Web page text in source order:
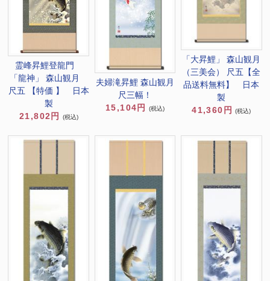
霊峰昇鯉登龍門
「龍神」 森山観月
尺五 【特価 】 日本
製
21,802円
(税込)
夫婦滝昇鯉 森山観月
尺三幅！
15,104円
(税込)
「大昇鯉」 森山観月
（三美会） 尺五【全
品送料無料】 日本
製
41,360円 (税込)